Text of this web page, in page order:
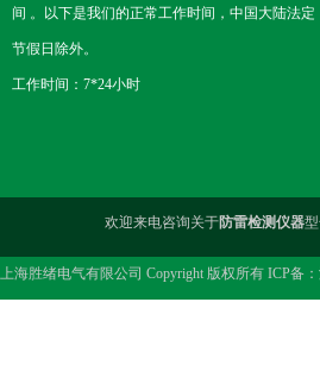
间 。以下是我们的正常工作时间，中国大陆法定
节假日除外。
工作时间：7*24小时
欢迎来电咨询关于防雷检测仪器型
上海胜绪电气有限公司 Copyright 版权所有 ICP备：